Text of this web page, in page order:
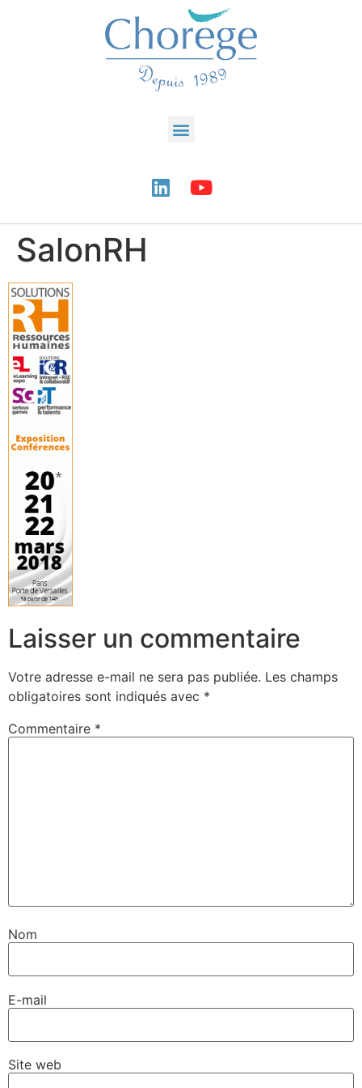
SalonRH
Laisser un commentaire
Votre adresse e-mail ne sera pas publiée. Les champs
obligatoires sont indiqués avec *
Commentaire *
Nom
E-mail
Site web